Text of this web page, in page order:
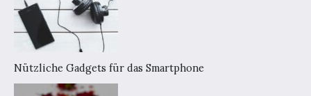
Nützliche Gadgets für das Smartphone